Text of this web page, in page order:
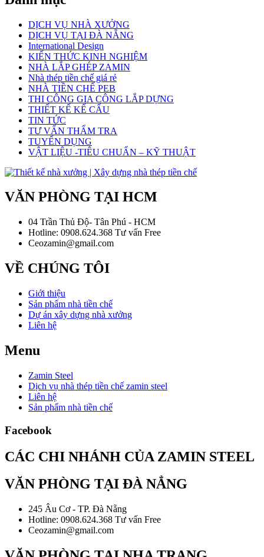
DỊCH VỤ NHÀ XƯỞNG
DỊCH VỤ TẠI ĐÀ NẴNG
International Design
KIẾN THỨC KINH NGHIỆM
NHÀ LẮP GHÉP ZAMIN
Nhà thép tiền chế giá rẻ
NHÀ TIỀN CHẾ PEB
THI CÔNG GIA CÔNG LẮP DỰNG
THIẾT KẾ KẾ CẤU
TIN TỨC
TƯ VẤN THẨM TRA
TUYỂN DỤNG
VẬT LIỆU -TIÊU CHUẨN – KỸ THUẬT
VĂN PHÒNG TẠI HCM
04 Trần Thủ Độ- Tân Phú - HCM
Hotline: 0908.624.368 Tư vấn Free
Ceozamin@gmail.com
VỀ CHÚNG TÔI
Giới thiệu
Sản phẩm nhà tiền chế
Dự án xây dựng nhà xưởng
Liên hệ
Menu
Zamin Steel
Dịch vụ nhà thép tiền chế zamin steel
Liên hệ
Sản phẩm nhà tiền chế
Facebook
CÁC CHI NHÁNH CỦA ZAMIN STEEL
VĂN PHÒNG TẠI ĐÀ NẲNG
245 Âu Cơ - TP. Đà Nẵng
Hotline: 0908.624.368 Tư vấn Free
Ceozamin@gmail.com